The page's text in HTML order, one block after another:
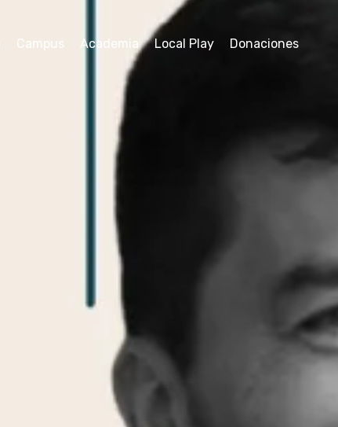
Campus Academia Local Play Donaciones